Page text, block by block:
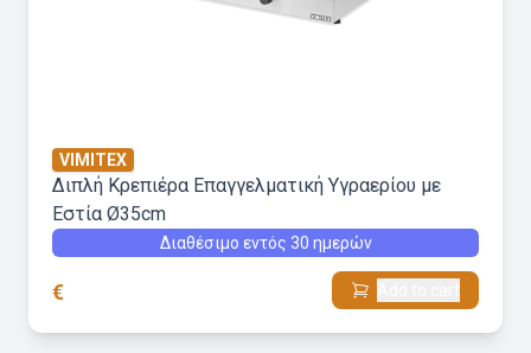
VIMITEX
Διπλή Κρεπιέρα Επαγγελματική Υγραερίου με
Εστία Ø35cm
Διαθέσιμο εντός 30 ημερών
€